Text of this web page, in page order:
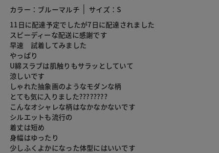
カラー：ブルーマルチ
サイズ：S
11日に配達予定でしたが7日に配達されました
スピーディーな配送に感謝です
早速 試着してみました
やっぱり
U綿スラブは肌触りもサラッとしていて
涼しいです
しゃれた抽象画のようなモダンな柄
とても気に入りました????????
こんなオシャレな柄はなかなかないです
シルエットも流行の
着丈は短め
身幅はゆったり
少しふくよかになった体型にはいいです